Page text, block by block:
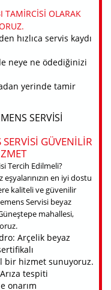
TAMIRCISI OLARAK
hızlıca servis kaydı
neye ne ödediğinizi
yerinde tamir
SERVISI
GÜVENILIR
Tercih Edilmeli?
en iyi dostu
kaliteli ve güvenilir
Servisi beyaz
mahallesi,
Arçelik beyaz
bir hizmet sunuyoruz.
tespiti
onarım